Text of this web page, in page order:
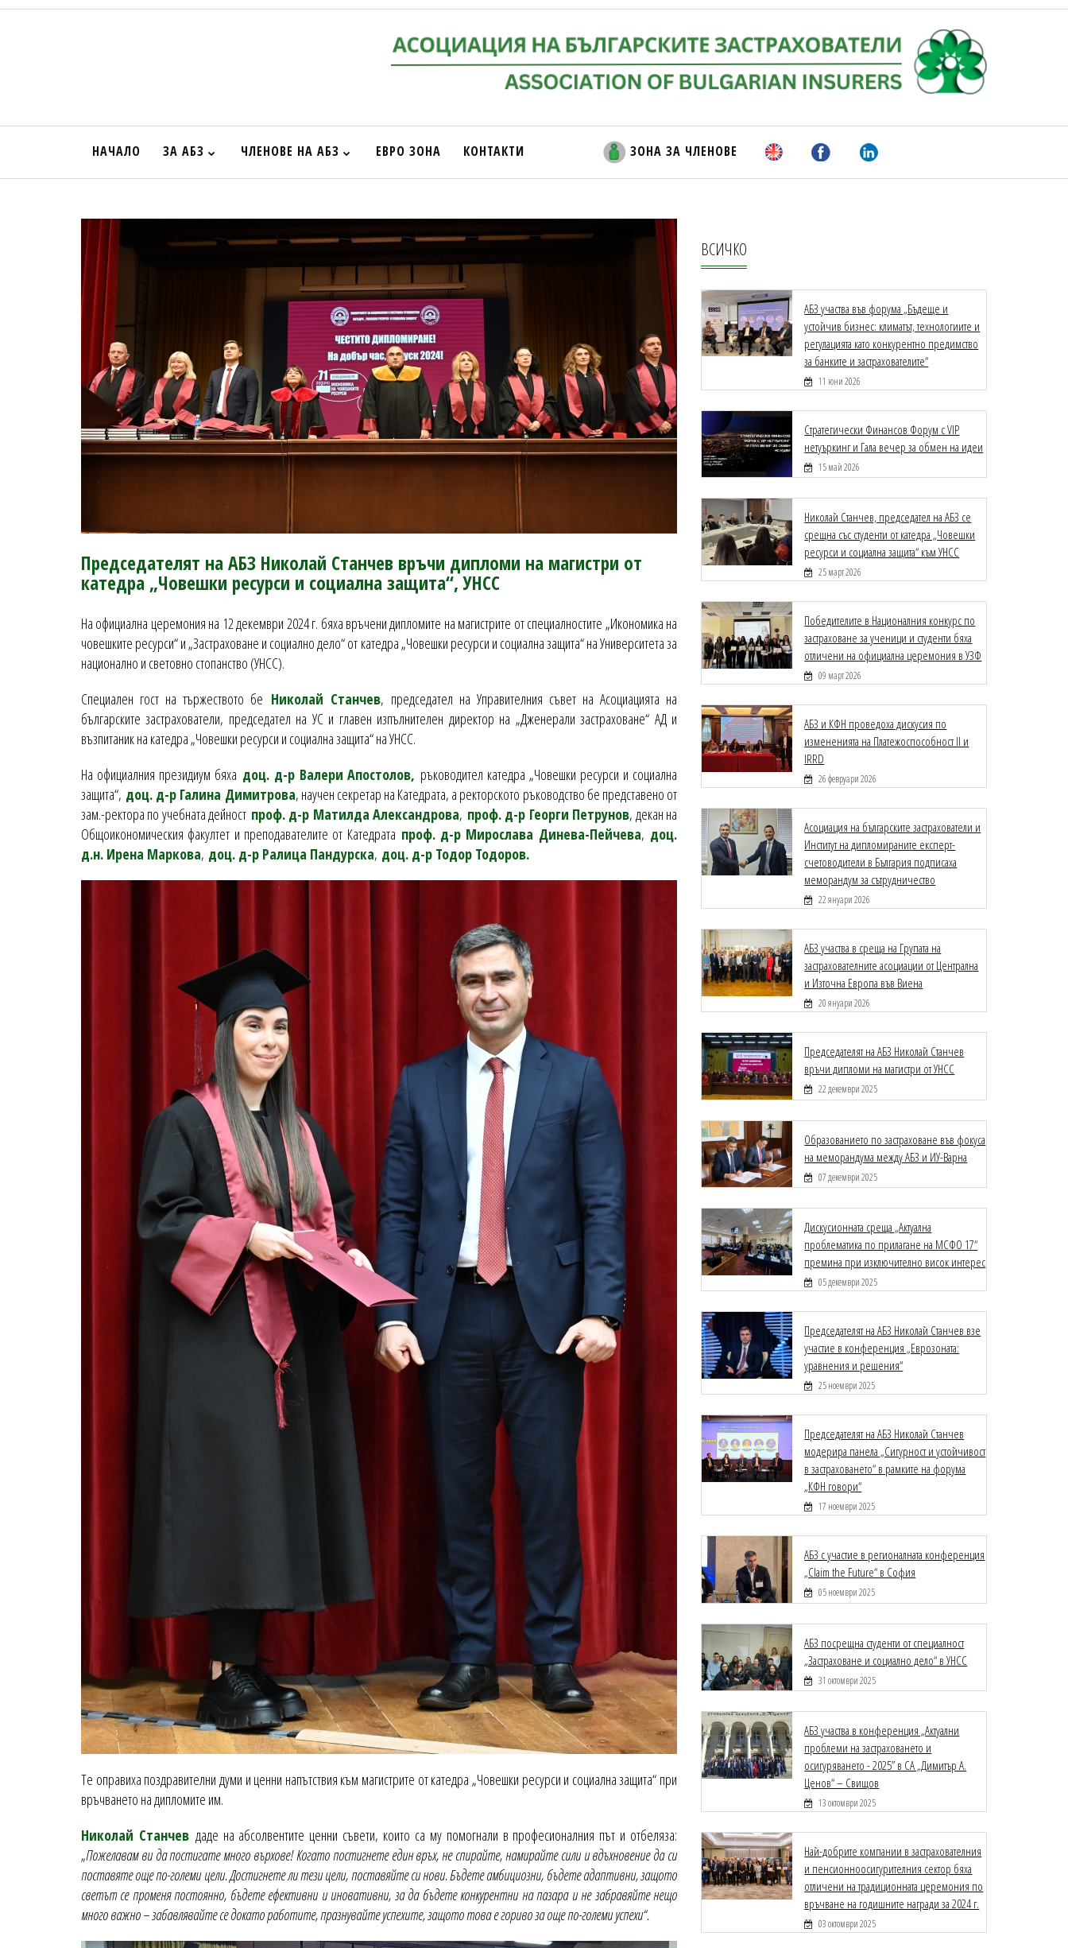
НАЧАЛО ЗА АБЗ ЧЛЕНОВЕ НА АБЗ ЕВРО ЗОНА КОНТАКТИ ЗОНА ЗА ЧЛЕНОВЕ
Председателят на АБЗ Николай Станчев връчи дипломи на магистри от
катедра „Човешки ресурси и социална защита“, УНСС
На официална церемония на 12 декември 2024 г. бяха връчени дипломите на магистрите от специалностите „Икономика на
човешките ресурси“ и „Застраховане и социално дело“ от катедра „Човешки ресурси и социална защита“ на Университета за
национално и световно стопанство (УНСС).
Специален гост на тържеството бе Николай Станчев, председател на Управителния съвет на Асоциацията на
българските застрахователи, председател на УС и главен изпълнителен директор на „Дженерали застраховане“ АД и
възпитаник на катедра „Човешки ресурси и социална защита“ на УНСС.
На официалния президиум бяха доц. д-р Валери Апостолов, ръководител катедра „Човешки ресурси и социална
защита“, доц. д-р Галина Димитрова, научен секретар на Катедрата, а ректорското ръководство бе представено от
зам.-ректора по учебната дейност проф. д-р Матилда Александрова, проф. д-р Георги Петрунов, декан на
Общоикономическия факултет и преподавателите от Катедрата проф. д-р Мирослава Динева-Пейчева, доц.
д.н. Ирена Маркова, доц. д-р Ралица Пандурска, доц. д-р Тодор Тодоров.
Те оправиха поздравителни думи и ценни напътствия към магистрите от катедра „Човешки ресурси и социална защита“ при
връчването на дипломите им.
Николай Станчевдаде на абсолвентите ценни съвети, които са му помогнали в професионалния път и отбеляза:
„Пожелавам ви да постигате много върхове! Когато постигнете един връх, не спирайте, намирайте сили и вдъхновение да си
поставяте още по-големи цели. Достигнете ли тези цели, поставяйте си нови. Бъдете амбициозни, бъдете адаптивни, защото
светът се променя постоянно, бъдете ефективни и иновативни, за да бъдете конкурентни на пазара и не забравяйте нещо
много важно – забавлявайте се докато работите, празнувайте успехите, защото това е гориво за още по-големи успехи“.
ВСИЧКО
АБЗ участва във форума „Бъдеще и
устойчив бизнес: климатът, технологиите и
регулацията като конкурентно предимство
за банките и застрахователите“
11 юни 2026
Стратегически Финансов Форум с VIP
нетуъркинг и Гала вечер за обмен на идеи
15 май 2026
Николай Станчев, председател на АБЗ се
срещна със студенти от катедра „Човешки
ресурси и социална защита“ към УНСС
25 март 2026
Победителите в Националния конкурс по
застраховане за ученици и студенти бяха
отличени на официална церемония в УЗФ
09 март 2026
АБЗ и КФН проведоха дискусия по
измененията на Платежоспособност II и
IRRD
26 февруари 2026
Асоциация на българските застрахователи и
Институт на дипломираните експерт-
счетоводители в България подписаха
меморандум за сътрудничество
22 януари 2026
АБЗ участва в среща на Групата на
застрахователните асоциации от Централна
и Източна Европа във Виена
20 януари 2026
Председателят на АБЗ Николай Станчев
връчи дипломи на магистри от УНСС
22 декември 2025
Образованието по застраховане във фокуса
на меморандума между АБЗ и ИУ-Варна
07 декември 2025
Дискусионната среща „Актуална
проблематика по прилагане на МСФО 17“
премина при изключително висок интерес
05 декември 2025
Председателят на АБЗ Николай Станчев взе
участие в конференция „Еврозоната:
уравнения и решения“
25 ноември 2025
Председателят на АБЗ Николай Станчев
модерира панела „Сигурност и устойчивост
в застраховането“ в рамките на форума
„КФН говори“
17 ноември 2025
АБЗ с участие в регионалната конференция
„Claim the Future“ в София
05 ноември 2025
АБЗ посрещна студенти от специалност
„Застраховане и социално дело“ в УНСС
31 октомври 2025
АБЗ участва в конференция „Актуални
проблеми на застраховането и
осигуряването - 2025” в СА „Димитър А.
Ценов“ – Свищов
13 октомври 2025
Най-добрите компании в застрахователния
и пенсионноосигурителния сектор бяха
отличени на традиционната церемония по
връчване на годишните награди за 2024 г.
03 октомври 2025